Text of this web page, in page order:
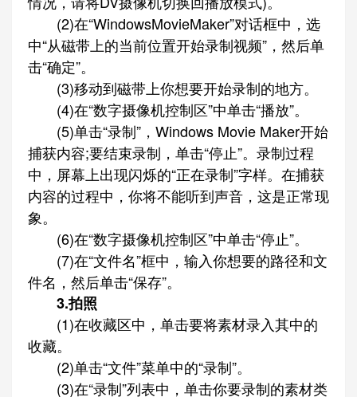
(2)在“WindowsMovieMaker”对话框中，选
中“从磁带上的当前位置开始录制视频”，然后单
击“确定”。
(3)移动到磁带上你想要开始录制的地方。
(4)在“数字摄像机控制区”中单击“播放”。
(5)单击“录制”，Windows Movie Maker开始
捕获内容;要结束录制，单击“停止”。录制过程
中，屏幕上出现闪烁的“正在录制”字样。在捕获
内容的过程中，你将不能听到声音，这是正常现
象。
(6)在“数字摄像机控制区”中单击“停止”。
(7)在“文件名”框中，输入你想要的路径和文
件名，然后单击“保存”。
3.拍照
(1)在收藏区中，单击要将素材录入其中的
收藏。
(2)单击“文件”菜单中的“录制”。
(3)在“录制”列表中，单击你要录制的素材类